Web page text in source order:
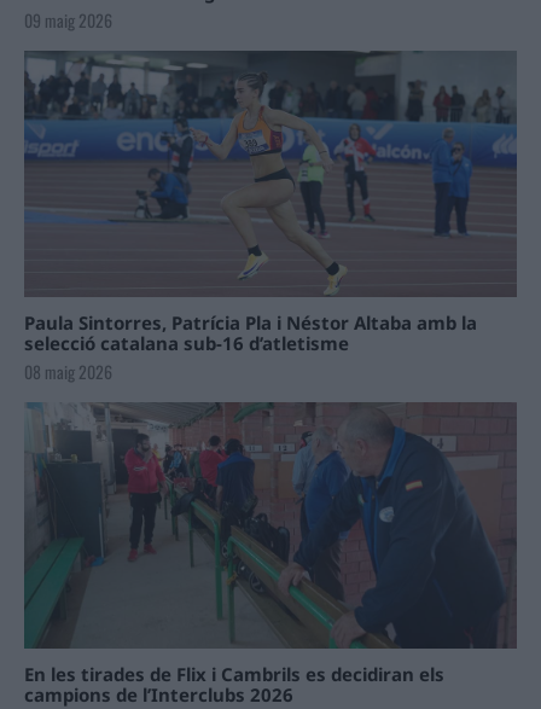
09 maig 2026
Paula Sintorres, Patrícia Pla i Néstor Altaba amb la
selecció catalana sub-16 d’atletisme
08 maig 2026
En les tirades de Flix i Cambrils es decidiran els
campions de l’Interclubs 2026